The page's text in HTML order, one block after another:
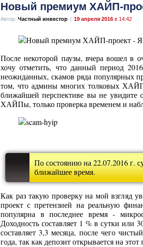
Новый премиум ХАЙП-
Автор: Частный инвестор | 19 апреля 2016 в 14:42
После некоторой паузы, вчера вошел в
хочу отметить, что данный период
неожиданных, скамов ряда популярных
том, что админы многих толковых
ближайшей перспективе вы не увидите
ХАЙПы, только проверка временем и
По состоянию на 22.07.2016 г.
ближайшее время.
Как раз такую проверку на мой взгляд
проект с претензией на реальную
популярна в последнее время -
Доходность составляет 1 % в сутки или
составляет 3,3 месяца, после чего
года, так как депозит открывается на